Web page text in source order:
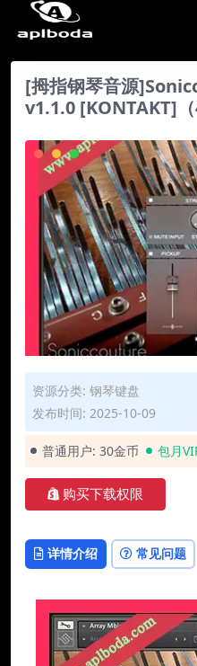
[拇指钢琴音源
v1.1.0 [KONTAKT]（
资源分类: 钢琴键盘
发布时间: 2025-10-09
普通用户: 30金币 包月
购买下载权限
详情介绍 常见问题